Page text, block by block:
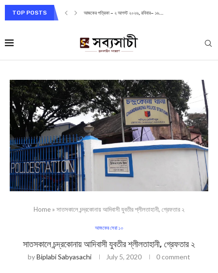
TOP POSTS আজকের পত্রিকা – ২ আগস্ট ২০২৬, রবিবার– ১৬...
Home » সাতসকালে চন্দ্রকোনায় আদিবাসী যুবতীর শ্লীলতাহানী, গ্রেফতার ২
আজকের সেরা ১০
সাতসকালে চন্দ্রকোনায় আদিবাসী যুবতীর শ্লীলতাহানী, গ্রেফতার ২
byBiplabi Sabyasachi July 5, 2020 0 comment